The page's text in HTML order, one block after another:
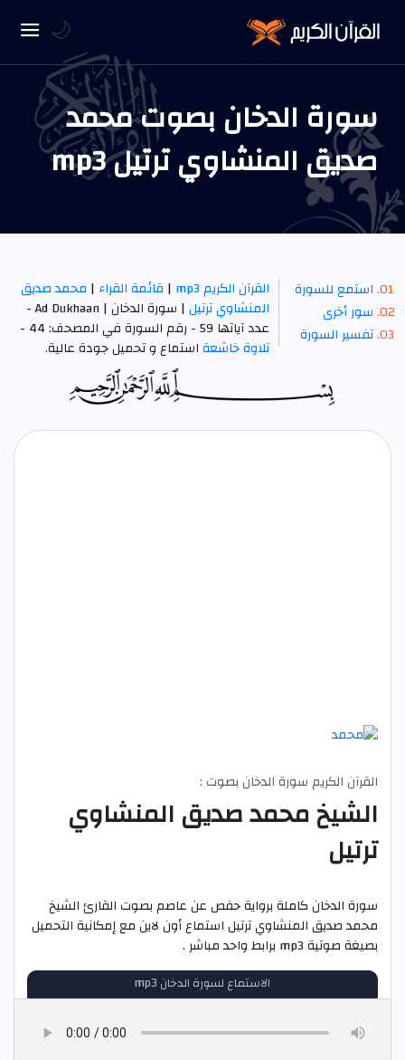
سورة الدخان بصوت محمد
صديق المنشاوي ترتيل mp3
استمع للسورة
سور أخرى
تفسير السورة
القرآن الكريم mp3 | قائمة القراء| محمد صديق
المنشاوي ترتيل
| سورة الدخان | Ad Dukhaan -
عدد آياتها 59 - رقم السورة في المصحف: 44 -
تلاوة خاشعةاستماع و تحميل جودة عالية.
القرآن الكريم سورة الدخان بصوت :
الشيخ محمد صديق المنشاوي
ترتيل
سورة الدخان كاملة برواية حفص عن عاصم بصوت القارئ الشيخ
محمد صديق المنشاوي ترتيل استماع أون لاين مع إمكانية التحميل
بصيغة صوتية mp3 برابط واحد مباشر .
الاستماع لسورة الدخان mp3
🌙